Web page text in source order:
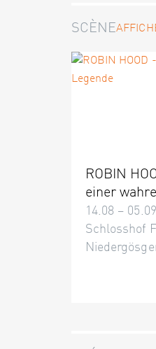
SCÈNE
ROBIN
einer
14.08 –
Schlosshof